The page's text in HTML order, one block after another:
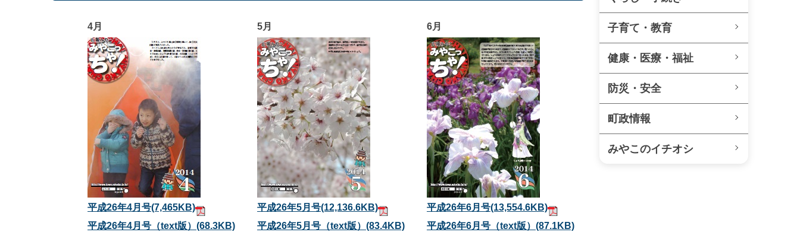
4月
平成26年4月号(7,465KB)
平成26年4月号（text版） (68.3KB)
5月
平成26年5月号(12,136.6KB)
平成26年5月号（text版） (83.4KB)
6月
平成26年6月号(13,554.6KB)
平成26年6月号（text版） (87.1KB)
子育て・教育
健康・医療・福祉
防災・安全
町政情報
みやこのイチオシ